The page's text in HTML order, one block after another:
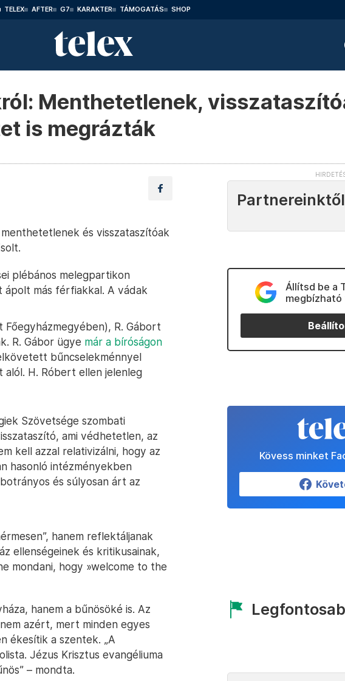
TELEX AFTER G7 KARAKTER TÁMOGATÁS SHOP
Menthetetlenek,
is megrázták
és visszataszítóak
plébános melegpartikon
más férfiakkal. A vádak
Főegyházmegyében), R. Gábort
R. Gábor ügye már a bíróságon
bűncselekménnyel
H. Róbert ellen jelenleg
Szövetsége szombati
ami védhetetlen, az
kell azzal relativizálni, hogy az
hasonló intézményekben
és súlyosan árt az
hanem reflektáljanak
ellenségeinek és kritikusainak,
mondani, hogy »welcome to the
hanem a bűnösöké is. Az
azért, mert minden egyes
ékesítik a szentek. „A
Jézus Krisztus evangéliuma
– mondta.
Partnereinktől
Állítsd be a
megbízható
Kövess minket